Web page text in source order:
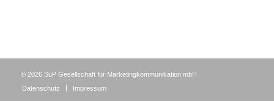
© 2026SuP Gesellschaft für Marketingkommunikation mbH
Datenschutz
Impressum